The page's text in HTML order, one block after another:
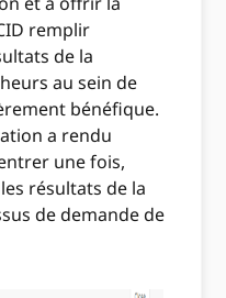
remplir
de la
au sein de
bénéfique.
a rendu
une fois,
résultats de la
de demande de